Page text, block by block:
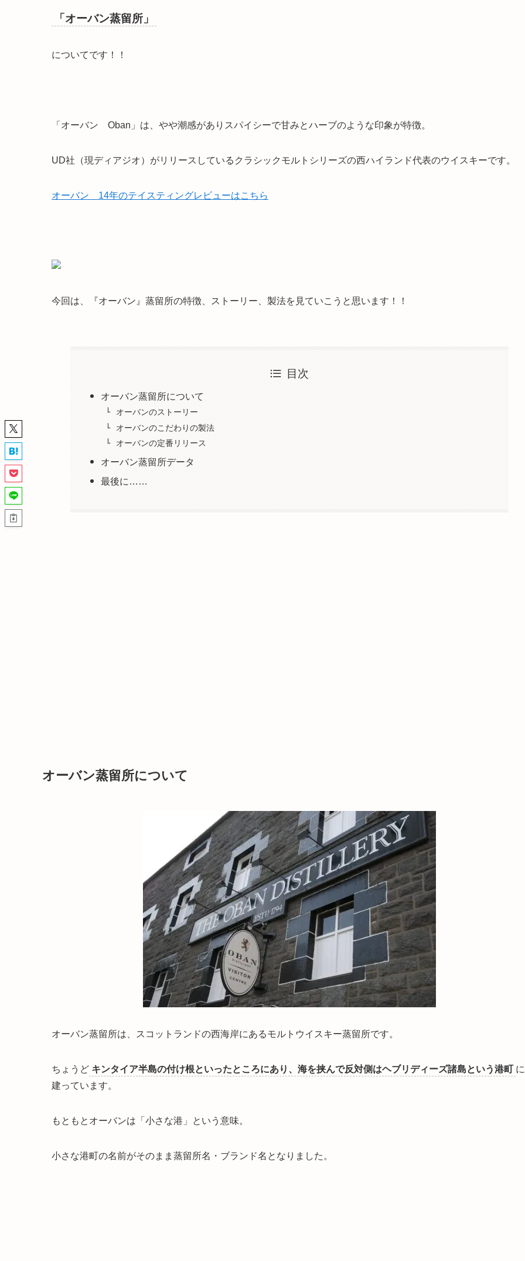
「オーバン蒸留所」
についてです！！
「オーバン Oban」は、 やや潮感がありスパイシーで甘みとハーブのような印象が特徴。
UD社（現ディアジオ）がリリースしているクラシックモルトシリーズの西ハイランド代表のウイスキーです。
オーバン 14年のテイスティングレビューはこちら
今回は、『オーバン』蒸留所の特徴、ストーリー、製法を見ていこうと思います！！
目次
オーバン蒸留所について
オーバンのストーリー
オーバンのこだわりの製法
オーバンの定番リリース
オーバン蒸留所データ
最後に……
オーバン蒸留所について
オーバン蒸留所は、スコットランドの西海岸にあるモルトウイスキー蒸留所です。
ちょうど キンタイア半島の付け根といったところにあり、海を挟んで反対側はヘブリディーズ諸島という港町 に
建っています。
もともとオーバンは「 小さな港 」という意味。
小さな港町の名前がそのまま蒸留所名・ブランド名となりました。